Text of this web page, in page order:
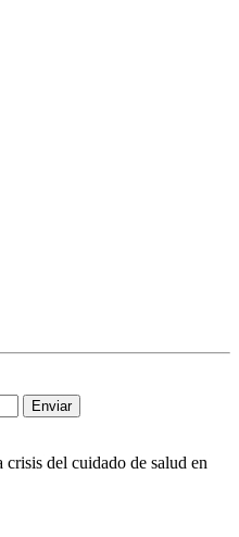
del cuidado de salud en